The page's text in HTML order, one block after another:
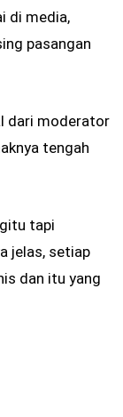
di media,
pasangan
dari moderator
tengah
tapi
jelas, setiap
dan itu yang